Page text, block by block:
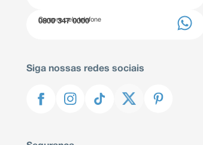
Compre pelo telefone
0800 347 0000
Siga nossas redes sociais